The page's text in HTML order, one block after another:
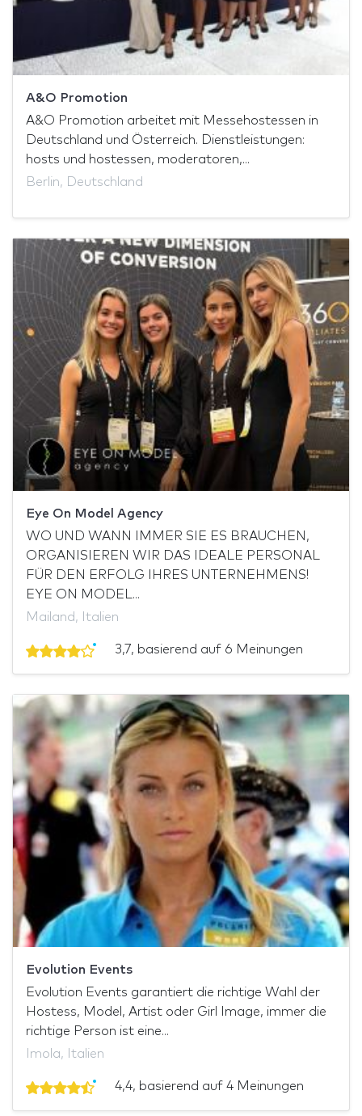
A&O Promotion
A&O Promotion arbeitet mit Messehostessen in
Deutschland und Österreich. Dienstleistungen:
hosts und hostessen, moderatoren,...
Berlin, Deutschland
Eye On Model Agency
WO UND WANN IMMER SIE ES BRAUCHEN,
ORGANISIEREN WIR DAS IDEALE PERSONAL
FÜR DEN ERFOLG IHRES UNTERNEHMENS!
EYE ON MODEL...
Mailand, Italien
3,7, basierend auf 6 Meinungen
Evolution Events
Evolution Events garantiert die richtige Wahl der
Hostess, Model, Artist oder Girl Image, immer die
richtige Person ist eine...
Imola, Italien
4,4, basierend auf 4 Meinungen